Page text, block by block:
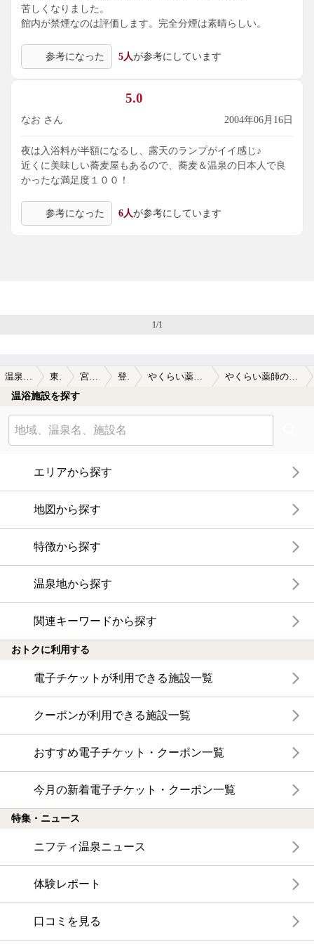
苦しくなりました。
館内が禁煙なのは評価します。完全分煙は素晴らしい。
参考になった 5人が参考にしています
5.0
なお さん 2004年06月16日
夜は入浴料が半額になるし、露天のランプがイイ感じ♪
近くに美味しい蕎麦屋もあるので、蕎麦＆温泉の日本人で良
かったな満足度１００！
参考になった 6人が参考にしています
1/1
温泉TOP 東北 宮城県 登米 やくらい薬師の湯 やくらい薬師の湯の口コミ一覧
温浴施設を探す
エリアから探す
地図から探す
特徴から探す
温泉地から探す
関連キーワードから探す
おトクに利用する
電子チケットが利用できる施設一覧
クーポンが利用できる施設一覧
おすすめ電子チケット・クーポン一覧
今月の新着電子チケット・クーポン一覧
特集・ニュース
ニフティ温泉ニュース
体験レポート
口コミを見る